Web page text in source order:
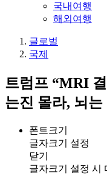
국내여행
해외여행
글로벌
국제
트럼프 “MRI
는진 몰라, 뇌는
폰트크기
글자크기 설정
닫기
글자크기 설정 시